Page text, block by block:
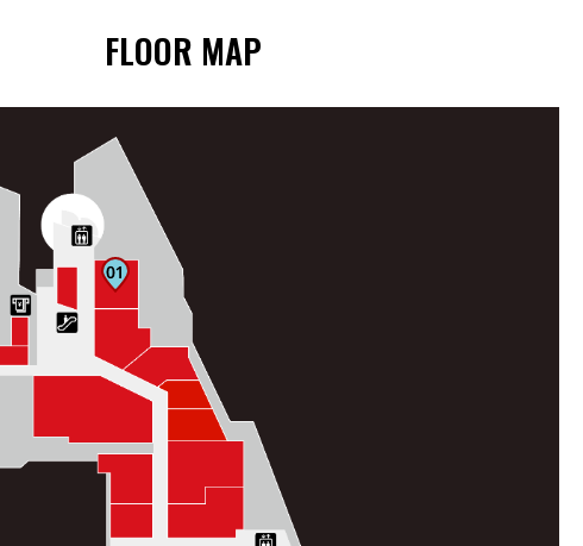
FLOOR MAP